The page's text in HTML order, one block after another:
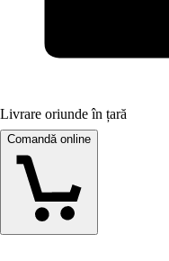
Livrare oriunde în țară
Comandă online